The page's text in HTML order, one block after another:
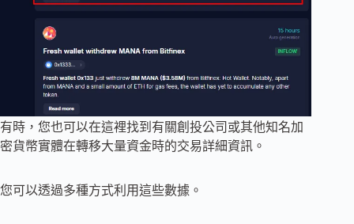
有時，您也可以在這裡找到有關創投公司或其他知名加
密貨幣實體在轉移大量資金時的交易詳細資訊。
您可以透過多種方式利用這些數據。